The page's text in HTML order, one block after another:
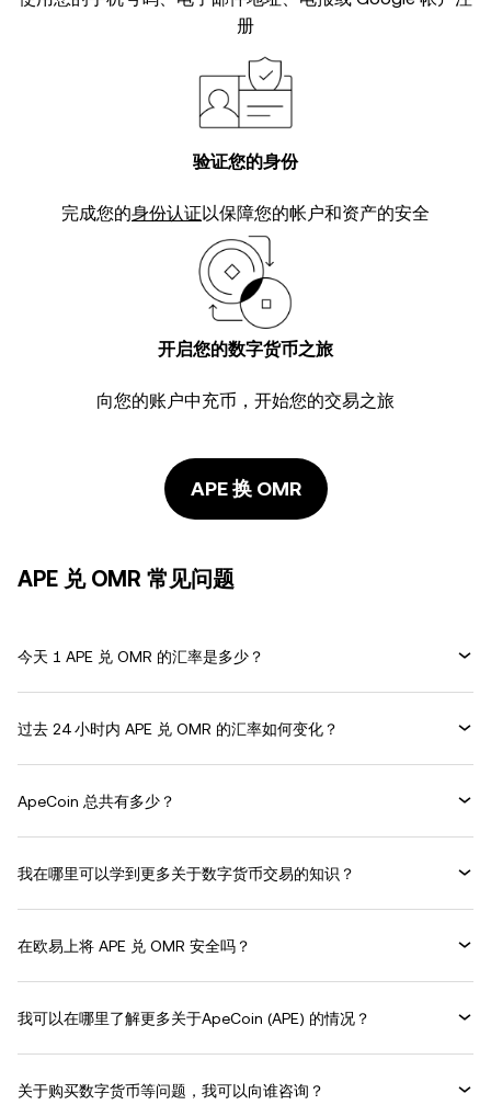
册
验证您的身份
完成您的身份认证以保障您的帐户和资产的安全
开启您的数字货币之旅
向您的账户中充币，开始您的交易之旅
APE 换 OMR
APE 兑 OMR 常见问题
今天 1 APE 兑 OMR 的汇率是多少？
过去 24 小时内 APE 兑 OMR 的汇率如何变化？
ApeCoin 总共有多少？
我在哪里可以学到更多关于数字货币交易的知识？
在欧易上将 APE 兑 OMR 安全吗？
我可以在哪里了解更多关于ApeCoin (APE) 的情况？
关于购买数字货币等问题，我可以向谁咨询？